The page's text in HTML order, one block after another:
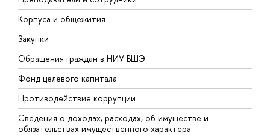
Корпуса и общежития
Закупки
Обращения граждан в НИУ ВШЭ
Фонд целевого капитала
Противодействие коррупции
Сведения о доходах, расходах, об имуществе и
обязательствах имущественного характера